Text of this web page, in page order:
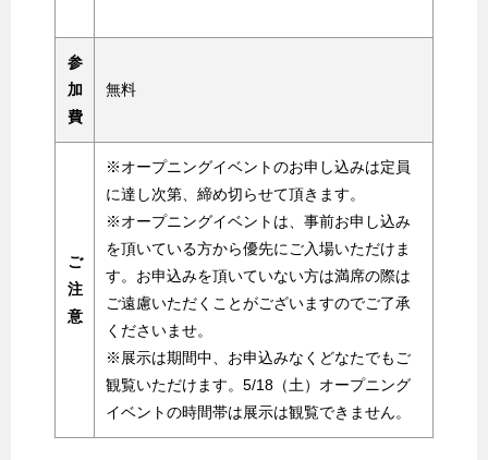
参
加
費
無料
ご
注
意
※オープニングイベントのお申し込みは定員
に達し次第、締め切らせて頂きます。
※オープニングイベントは、事前お申し込み
を頂いている方から優先にご入場いただけま
す。お申込みを頂いていない方は満席の際は
ご遠慮いただくことがございますのでご了承
くださいませ。
※展示は期間中、お申込みなくどなたでもご
観覧いただけます。5/18（土）オープニング
イベントの時間帯は展示は観覧できません。